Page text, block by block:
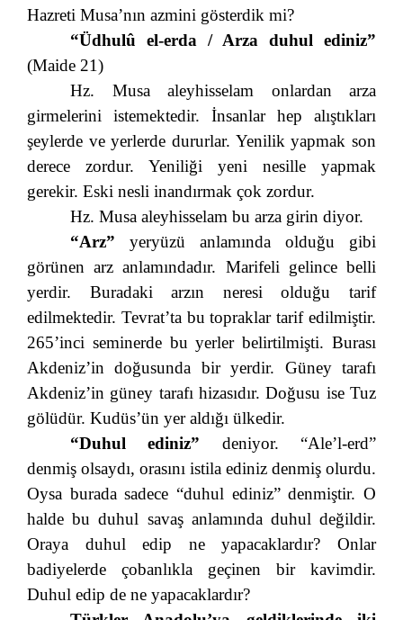
Hazreti Musa’nın azmini gösterdik mi?
“Üdhulû el-erda / Arza duhul ediniz”
(Maide 21)
Hz. Musa aleyhisselam onlardan arza
girmelerini istemektedir. İnsanlar hep alıştıkları
şeylerde ve yerlerde dururlar. Yenilik yapmak son
derece zordur. Yeniliği yeni nesille yapmak
gerekir. Eski nesli inandırmak çok zordur.
Hz. Musa aleyhisselam bu arza girin diyor.
“Arz” yeryüzü anlamında olduğu gibi
görünen arz anlamındadır. Marifeli gelince belli
yerdir. Buradaki arzın neresi olduğu tarif
edilmektedir. Tevrat’ta bu topraklar tarif edilmiştir.
265’inci seminerde bu yerler belirtilmişti. Burası
Akdeniz’in doğusunda bir yerdir. Güney tarafı
Akdeniz’in güney tarafı hizasıdır. Doğusu ise Tuz
gölüdür. Kudüs’ün yer aldığı ülkedir.
“Duhul ediniz” deniyor. “Ale’l-erd”
denmiş olsaydı, orasını istila ediniz denmiş olurdu.
Oysa burada sadece “duhul ediniz” denmiştir. O
halde bu duhul savaş anlamında duhul değildir.
Oraya duhul edip ne yapacaklardır? Onlar
badiyelerde çobanlıkla geçinen bir kavimdir.
Duhul edip de ne yapacaklardır?